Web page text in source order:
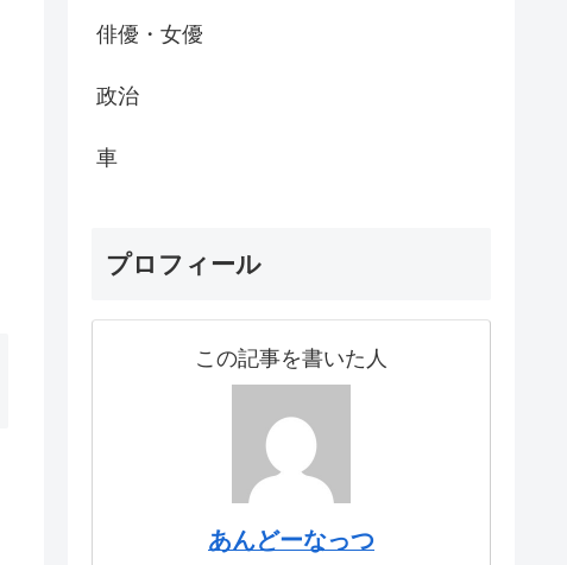
俳優・女優
政治
車
プロフィール
この記事を書いた人
あんどーなっつ